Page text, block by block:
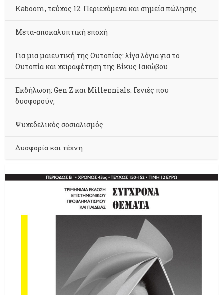
Kaboom, τεύχος 12. Περιεχόμενα και σημεία πώλησης
Μετα-αποκαλυπτική εποχή
Για μια μαιευτική της Ουτοπίας: λίγα λόγια για το
Ουτοπία και χειραφέτηση της Βίκυς Ιακώβου
Εκδήλωση: Gen Z και Millennials. Γενιές που
δυσφορούν;
Ψυχεδελικός σοσιαλισμός
Δυσφορία και τέχνη